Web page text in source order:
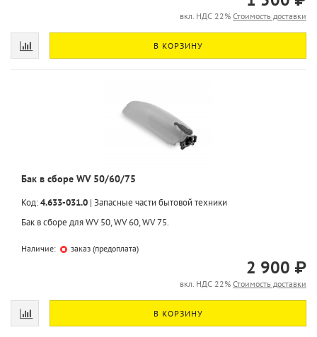
вкл. НДС 22% Стоимость доставки
В КОРЗИНУ
Бак в сборе WV 50/60/75
Код:4.633-031.0 | Запасные части бытовой техники
Бак в сборе для WV 50, WV 60, WV 75.
Наличие: заказ (предоплата)
2 900 ₽
вкл. НДС 22% Стоимость доставки
В КОРЗИНУ